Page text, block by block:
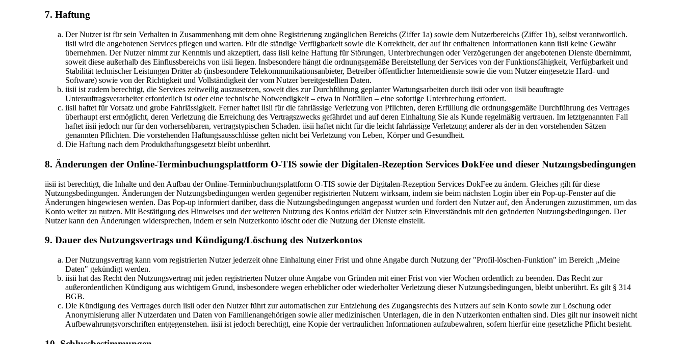
7. Haftung
Der Nutzer ist für sein Verhalten in Zusammenhang mit dem ohne Registrierung zugänglichen Bereichs (Ziffer 1a) sowie dem Nutzerbereichs (Ziffer 1b), selbst verantwortlich.
iisii wird die angebotenen Services pflegen und warten. Für die ständige Verfügbarkeit sowie die Korrektheit, der auf ihr enthaltenen Informationen kann iisii keine Gewähr
übernehmen. Der Nutzer nimmt zur Kenntnis und akzeptiert, dass iisii keine Haftung für Störungen, Unterbrechungen oder Verzögerungen der angebotenen Dienste übernimmt,
soweit diese außerhalb des Einflussbereichs von iisii liegen. Insbesondere hängt die ordnungsgemäße Bereitstellung der Services von der Funktionsfähigkeit, Verfügbarkeit und
Stabilität technischer Leistungen Dritter ab (insbesondere Telekommunikationsanbieter, Betreiber öffentlicher Internetdienste sowie die vom Nutzer eingesetzte Hard- und
Software) sowie von der Richtigkeit und Vollständigkeit der vom Nutzer bereitgestellten Daten.
iisii ist zudem berechtigt, die Services zeitweilig auszusetzen, soweit dies zur Durchführung geplanter Wartungsarbeiten durch iisii oder von iisii beauftragte
Unterauftragsverarbeiter erforderlich ist oder eine technische Notwendigkeit – etwa in Notfällen – eine sofortige Unterbrechung erfordert.
iisii haftet für Vorsatz und grobe Fahrlässigkeit. Ferner haftet iisii für die fahrlässige Verletzung von Pflichten, deren Erfüllung die ordnungsgemäße Durchführung des Vertrages
überhaupt erst ermöglicht, deren Verletzung die Erreichung des Vertragszwecks gefährdet und auf deren Einhaltung Sie als Kunde regelmäßig vertrauen. Im letztgenannten Fall
haftet iisii jedoch nur für den vorhersehbaren, vertragstypischen Schaden. iisii haftet nicht für die leicht fahrlässige Verletzung anderer als der in den vorstehenden Sätzen
genannten Pflichten. Die vorstehenden Haftungsausschlüsse gelten nicht bei Verletzung von Leben, Körper und Gesundheit.
Die Haftung nach dem Produkthaftungsgesetzt bleibt unberührt.
8. Änderungen der Online-Terminbuchungsplattform O-TIS sowie der Digitalen-Rezeption Services DokFee und dieser Nutzungsbedingungen
iisii ist berechtigt, die Inhalte und den Aufbau der Online-Terminbuchungsplattform O-TIS sowie der Digitalen-Rezeption Services DokFee zu ändern. Gleiches gilt für diese
Nutzungsbedingungen. Änderungen der Nutzungsbedingungen werden gegenüber registrierten Nutzern wirksam, indem sie beim nächsten Login über ein Pop-up-Fenster auf die
Änderungen hingewiesen werden. Das Pop-up informiert darüber, dass die Nutzungsbedingungen angepasst wurden und fordert den Nutzer auf, den Änderungen zuzustimmen, um das
Konto weiter zu nutzen. Mit Bestätigung des Hinweises und der weiteren Nutzung des Kontos erklärt der Nutzer sein Einverständnis mit den geänderten Nutzungsbedingungen. Der
Nutzer kann den Änderungen widersprechen, indem er sein Nutzerkonto löscht oder die Nutzung der Dienste einstellt.
9. Dauer des Nutzungsvertrags und Kündigung/Löschung des Nutzerkontos
Der Nutzungsvertrag kann vom registrierten Nutzer jederzeit ohne Einhaltung einer Frist und ohne Angabe durch Nutzung der "Profil-löschen-Funktion" im Bereich „Meine
Daten" gekündigt werden.
iisii hat das Recht den Nutzungsvertrag mit jeden registrierten Nutzer ohne Angabe von Gründen mit einer Frist von vier Wochen ordentlich zu beenden. Das Recht zur
außerordentlichen Kündigung aus wichtigem Grund, insbesondere wegen erheblicher oder wiederholter Verletzung dieser Nutzungsbedingungen, bleibt unberührt. Es gilt § 314
BGB.
Die Kündigung des Vertrages durch iisii oder den Nutzer führt zur automatischen zur Entziehung des Zugangsrechts des Nutzers auf sein Konto sowie zur Löschung oder
Anonymisierung aller Nutzerdaten und Daten von Familienangehörigen sowie aller medizinischen Unterlagen, die in den Nutzerkonten enthalten sind. Dies gilt nur insoweit nicht
Aufbewahrungsvorschriften entgegenstehen. iisii ist jedoch berechtigt, eine Kopie der vertraulichen Informationen aufzubewahren, sofern hierfür eine gesetzliche Pflicht besteht.